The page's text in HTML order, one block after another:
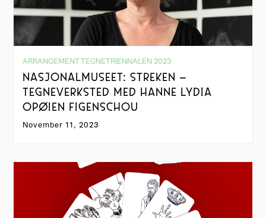
ARRANGEMENT TEGNETRIENNALEN 2023
NASJONALMUSEET: STREKEN –
TEGNEVERKSTED MED HANNE LYDIA
OPØIEN FIGENSCHOU
November 11, 2023